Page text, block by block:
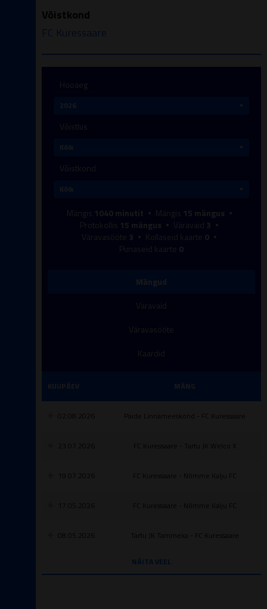
Võistkond
FC Kuressaare
Hooaeg
Võistlus
Võistkond
Mängis 1040minutit Mängis 15 mängus
Protokollis 15 mängus Väravaid 3
Väravasööte 3 Kollaseid kaarte 0
Punaseid kaarte 0
Mängud
Väravaid
Väravasööte
Kaardid
KUUPÄEV MÄNG
Paide Linnameeskond - FC Kuressaare
FC Kuressaare - Tartu JK Welco X
19.07.2026 FC Kuressaare - Nõmme Kalju FC
Tartu JK Tammeka - FC Kuressaare
NÄITA VEEL